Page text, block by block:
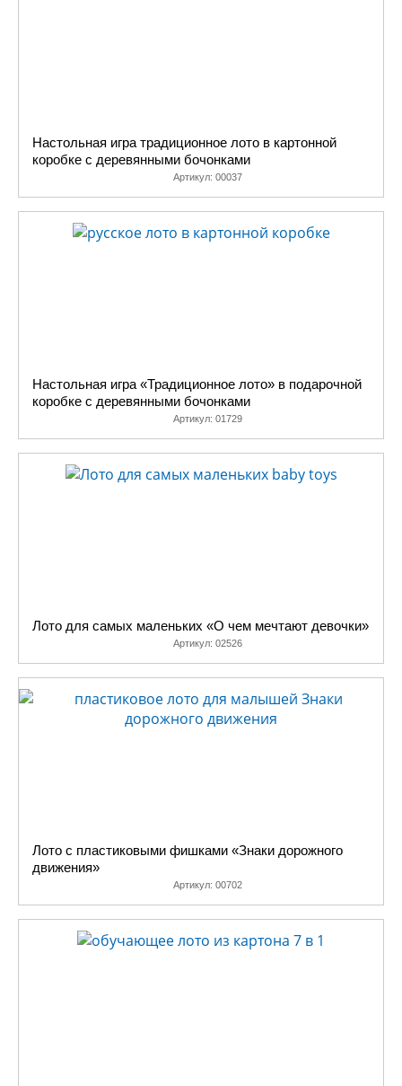
Настольная игра традиционное лото в картонной
коробке с деревянными бочонками
Артикул: 00037
Настольная игра «Традиционное лото» в подарочной
коробке с деревянными бочонками
Артикул: 01729
Лото для самых маленьких «О чем мечтают девочки»
Артикул: 02526
Лото с пластиковыми фишками «Знаки дорожного
движения»
Артикул: 00702